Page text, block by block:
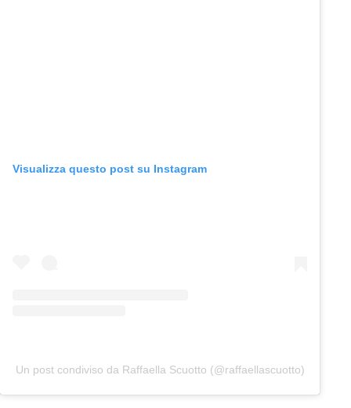
Visualizza questo post su Instagram
Un post condiviso da Raffaella Scuotto (@raffaellascuotto)